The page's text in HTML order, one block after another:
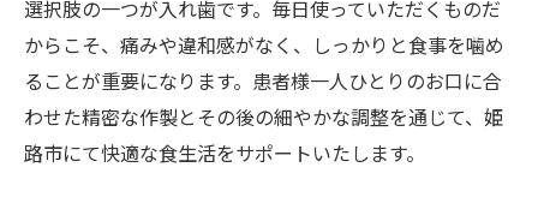
選択肢の一つが入れ歯です。毎日使っていただくものだ
からこそ、痛みや違和感がなく、しっかりと食事を噛め
ることが重要になります。患者様一人ひとりのお口に合
わせた精密な作製とその後の細やかな調整を通じて、姫
路市にて快適な食生活をサポートいたします。